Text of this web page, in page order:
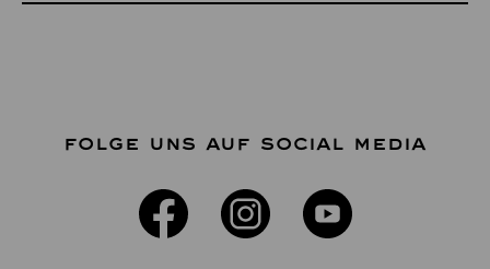
FOLGE UNS AUF SOCIAL MEDIA